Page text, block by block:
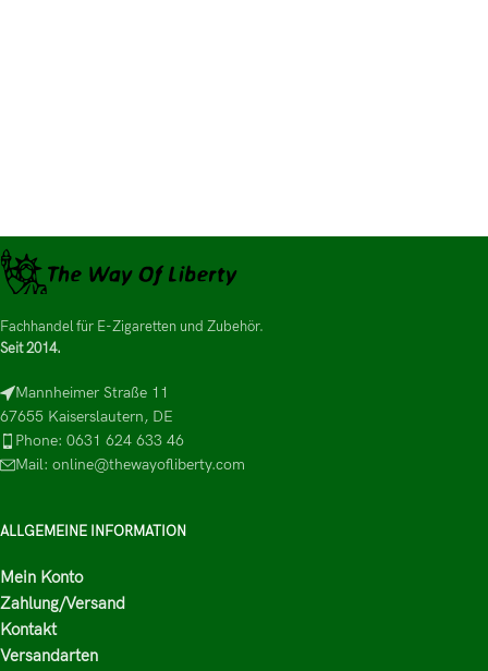
Fachhandel für E-Zigaretten und Zubehör.
Seit 2014.
Mannheimer Straße 11
67655 Kaiserslautern, DE
Phone: 0631 624 633 46
Mail: online@thewayofliberty.com
ALLGEMEINE INFORMATION
Mein Konto
Zahlung/Versand
Kontakt
Versandarten